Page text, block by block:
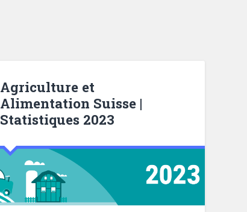
Agriculture et
Alimentation Suisse |
Statistiques 2023